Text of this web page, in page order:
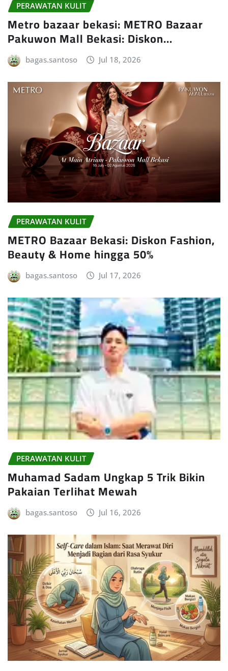
PERAWATAN KULIT
Metro bazaar bekasi: METRO Bazaar
Pakuwon Mall Bekasi: Diskon…
bagas.santoso Jul 18, 2026
PERAWATAN KULIT
METRO Bazaar Bekasi: Diskon Fashion,
Beauty & Home hingga 50%
bagas.santoso Jul 17, 2026
PERAWATAN KULIT
Muhamad Sadam Ungkap 5 Trik Bikin
Pakaian Terlihat Mewah
bagas.santoso Jul 16, 2026